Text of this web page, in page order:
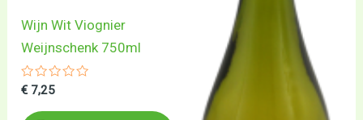
Wijn Wit Viognier
Weijnschenk 750ml
Gewaardeerd
uit
€ 7,25